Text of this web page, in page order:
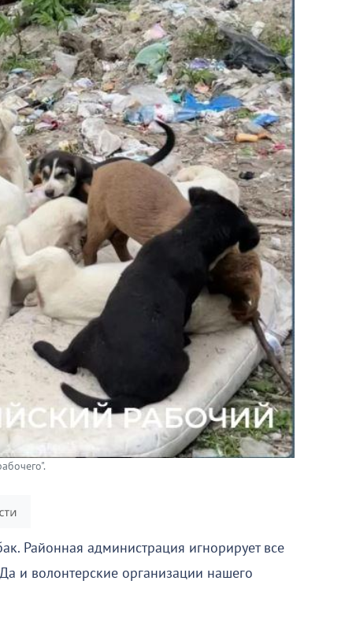
Районная администрация игнорирует все
и волонтерские организации нашего